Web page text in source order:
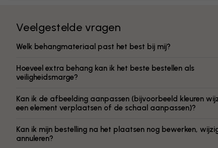
Veelgestelde vragen
Welk behangmateriaal past het best bij mij?
Hoeveel extra behang kan ik het beste bestellen als
veiligheidsmarge?
Kan ik de afbeelding aanpassen (bijvoorbeeld kleuren
een element verplaatsen of de schaal aanpassen)?
Kan ik mijn bestelling na het plaatsen nog bewerken,
annuleren?